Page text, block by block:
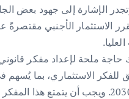
الإشارة إلى جهود بعض
الاستثمار الأجنبي مقتصرةً
حاجة ملحة لإعداد مفكر
للفكر الاستثماري، بما يُسهم
المملكة 2030. ويجب أن يتمتع هذا